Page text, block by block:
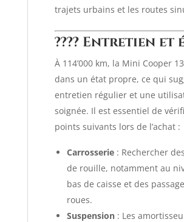
trajets urbains et les routes
???? Entretien et
À 114’000 km, la Mini Cooper
dans un état propre, ce qui
entretien régulier et une
soignée. Il est essentiel de
points suivants lors de l’achat :
Carrosserie: Rechercher
de rouille, notamment au
bas de caisse et des
roues.
Suspension: Les